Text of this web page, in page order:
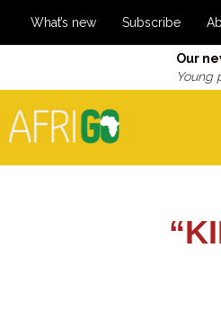
What’s new Subscribe
Our
Young